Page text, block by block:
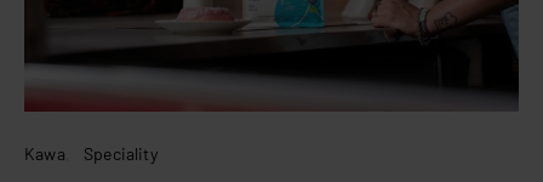
Kawa Speciality